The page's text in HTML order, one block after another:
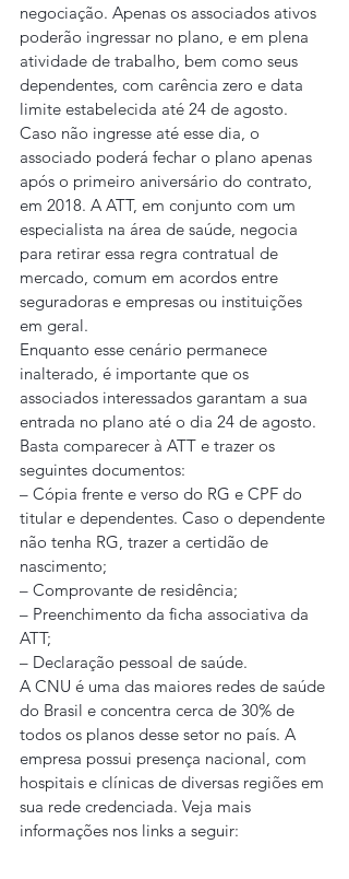
negociação. Apenas os associados ativos
poderão ingressar no plano, e em plena
atividade de trabalho, bem como seus
dependentes, com carência zero e data
limite estabelecida até 24 de agosto.
Caso não ingresse até esse dia, o
associado poderá fechar o plano apenas
após o primeiro aniversário do contrato,
em 2018. A ATT, em conjunto com um
especialista na área de saúde, negocia
para retirar essa regra contratual de
mercado, comum em acordos entre
seguradoras e empresas ou instituições
em geral.
Enquanto esse cenário permanece
inalterado, é importante que os
associados interessados garantam a sua
entrada no plano até o dia 24 de agosto.
Basta comparecer à ATT e trazer os
seguintes documentos:
– Cópia frente e verso do RG e CPF do
titular e dependentes. Caso o dependente
não tenha RG, trazer a certidão de
nascimento;
– Comprovante de residência;
– Preenchimento da ficha associativa da
ATT;
– Declaração pessoal de saúde.
A CNU é uma das maiores redes de saúde
do Brasil e concentra cerca de 30% de
todos os planos desse setor no país. A
empresa possui presença nacional, com
hospitais e clínicas de diversas regiões em
sua rede credenciada. Veja mais
informações nos links a seguir: